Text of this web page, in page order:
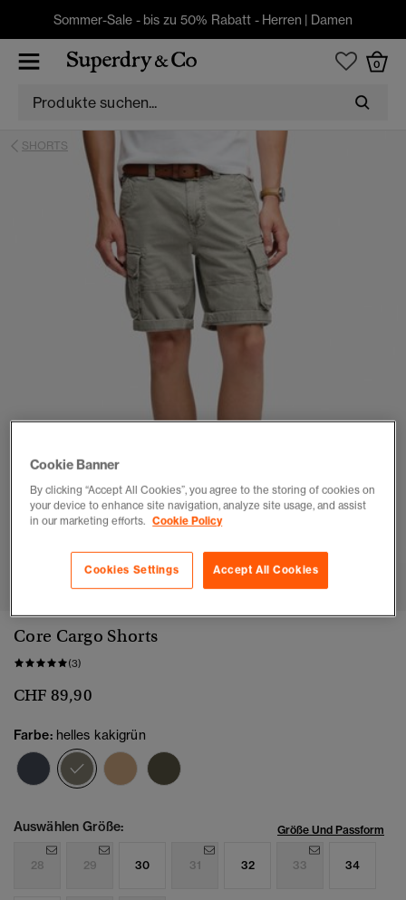
Sommer-Sale - bis zu 50% Rabatt - Herren | Damen
0
SHORTS
Core Cargo Shorts
(3)
CHF 89,90
Farbe: helles kakigrün
Ausgewählt
Auswählen Größe: Größe Und Passform
28 29 30 31 32 33 34
Cookie Banner
By clicking “Accept All Cookies”, you agree to the storing of cookies on
your device to enhance site navigation, analyze site usage, and assist
in our marketing efforts. Cookie Policy
Accept All Cookies
Cookies Settings